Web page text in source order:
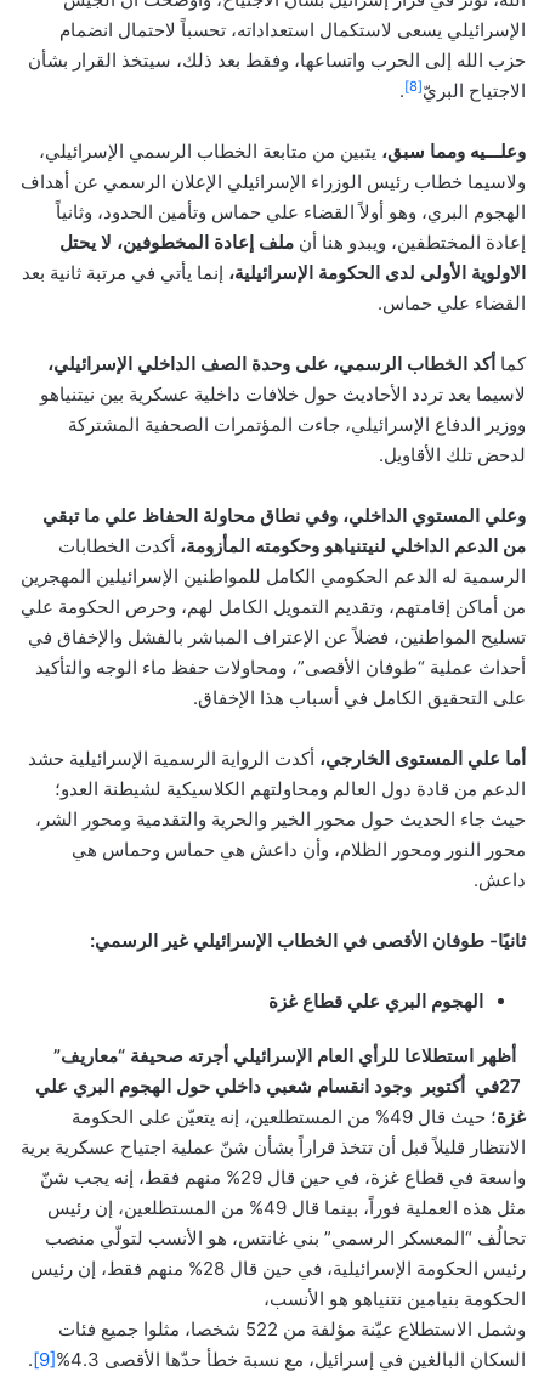
الإسرائيلي يسعى لاستكمال استعداداته، تحسباً لاحتمال انضمام
حزب الله إلى الحرب واتساعها، وفقط بعد ذلك، سيتخذ القرار بشأن
الاجتياح البريّ[8]
.
وعلـــيه ومما سبق، يتبين من متابعة الخطاب الرسمي الإسرائيلي،
ولاسيما خطاب رئيس الوزراء الإسرائيلي الإعلان الرسمي عن أهداف
الهجوم البري، وهو أولاً القضاء علي حماس وتأمين الحدود، وثانياً
إعادة المختطفين، ويبدو هنا أن ملف إعادة المخطوفين، لا يحتل
الاولوية الأولى لدى الحكومة الإسرائيلية، إنما يأتي في مرتبة ثانية بعد
القضاء علي حماس.
كما أكد الخطاب الرسمي، على وحدة الصف الداخلي الإسرائيلي،
لاسيما بعد تردد الأحاديث حول خلافات داخلية عسكرية بين نيتنياهو
ووزير الدفاع الإسرائيلي، جاءت المؤتمرات الصحفية المشتركة
لدحض تلك الأقاويل.
وعلي المستوي الداخلي، وفي نطاق محاولة الحفاظ علي ما تبقي
من الدعم الداخلي لنيتنياهو وحكومته المأزومة، أكدت الخطابات
الرسمية له الدعم الحكومي الكامل للمواطنين الإسرائيلين المهجرين
من أماكن إقامتهم، وتقديم التمويل الكامل لهم، وحرص الحكومة علي
تسليح المواطنين، فضلاً عن الإعتراف المباشر بالفشل والإخفاق في
أحداث عملية “طوفان الأقصى”، ومحاولات حفظ ماء الوجه والتأكيد
على التحقيق الكامل في أسباب هذا الإخفاق.
أما علي المستوى الخارجي، أكدت الرواية الرسمية الإسرائيلية حشد
الدعم من قادة دول العالم ومحاولتهم الكلاسيكية لشيطنة العدو؛
حيث جاء الحديث حول محور الخير والحرية والتقدمية ومحور الشر،
محور النور ومحور الظلام، وأن داعش هي حماس وحماس هي
داعش.
ثانيًا- طوفان الأقصى في الخطاب الإسرائيلي غير الرسمي:
الهجوم البري علي قطاع غزة
أظهر استطلاعا للرأي العام الإسرائيلي أجرته صحيفة “معاريف”
27في أكتوبر وجود انقسام شعبي داخلي حول الهجوم البري علي
غزة
؛ حيث قال 49% من المستطلعين، إنه يتعيّن على الحكومة
الانتظار قليلاً قبل أن تتخذ قراراً بشأن شنّ عملية اجتياح عسكرية برية
واسعة في قطاع غزة، في حين قال 29% منهم فقط، إنه يجب شنّ
مثل هذه العملية فوراً، بينما قال 49% من المستطلعين، إن رئيس
تحالُف “المعسكر الرسمي” بني غانتس، هو الأنسب لتولّي منصب
رئيس الحكومة الإسرائيلية، في حين قال 28% منهم فقط، إن رئيس
الحكومة بنيامين نتنياهو هو الأنسب،
وشمل الاستطلاع عيّنة مؤلفة من 522 شخصا، مثلوا جميع فئات
السكان البالغين في إسرائيل، مع نسبة خطأ حدّها الأقصى 4.3%
[9]
.